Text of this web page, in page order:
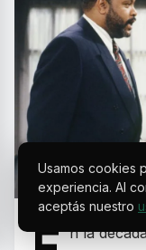
n la
Usamos cookies
experiencia. Al
aceptás nuestro